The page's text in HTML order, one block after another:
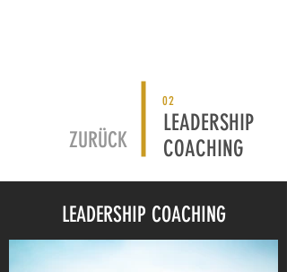
LEADERSHIP COACHING
02
LEADERSHIP
COACHING
ZURÜCK